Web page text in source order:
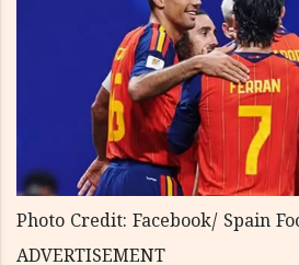
Photo Credit: Facebook/ Spain
ADVERTISEMENT